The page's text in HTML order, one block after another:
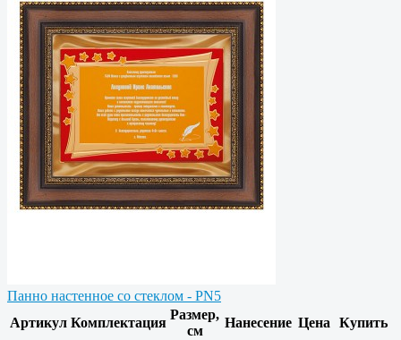
Панно настенное со стеклом - PN5
Артикул Комплектация
Размер,
см
Нанесение Цена Купить